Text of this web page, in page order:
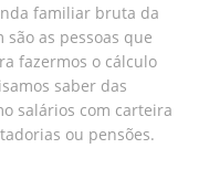
familiar bruta da
as pessoas que
fazermos o cálculo
saber das
salários com carteira
ou pensões.